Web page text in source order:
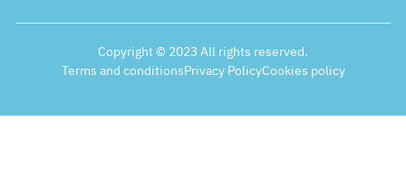
Copyright © 2023 All rights reserved.
Terms and conditionsPrivacy PolicyCookies policy